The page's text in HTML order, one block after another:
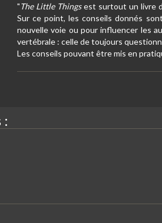
"The Little Thingsest surtout un livre
Sur ce point, les conseils donnés
nouvelle voie ou pour influencer les
vertébrale : celle de toujours
Les conseils pouvant être mis en
: